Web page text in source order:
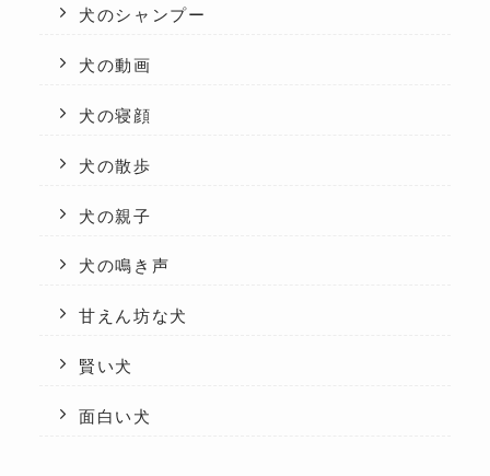
犬のシャンプー
犬の動画
犬の寝顔
犬の散歩
犬の親子
犬の鳴き声
甘えん坊な犬
賢い犬
面白い犬